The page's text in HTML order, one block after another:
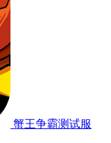
蟹王争霸测试服